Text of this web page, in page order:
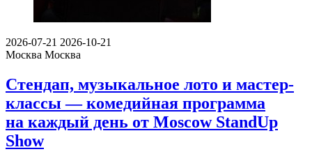
2026-07-21 2026-10-21
Москва Москва
Стендап, музыкальное лото и мастер-
классы — комедийная программа
на каждый день от Moscow StandUp
Show